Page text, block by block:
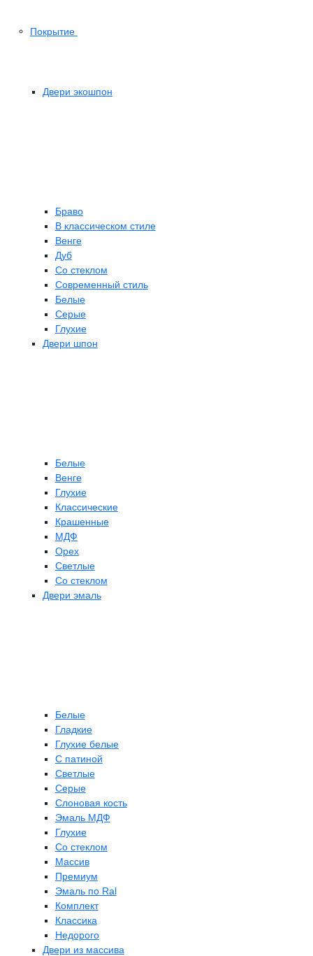
Покрытие
Двери экошпон
Браво
В классическом стиле
Венге
Дуб
Со стеклом
Современный стиль
Белые
Серые
Глухие
Двери шпон
Белые
Венге
Глухие
Классические
Крашенные
МДФ
Орех
Светлые
Со стеклом
Двери эмаль
Белые
Гладкие
Глухие белые
С патиной
Светлые
Серые
Слоновая кость
Эмаль МДФ
Глухие
Со стеклом
Массив
Премиум
Эмаль по Ral
Комплект
Классика
Недорого
Двери из массива